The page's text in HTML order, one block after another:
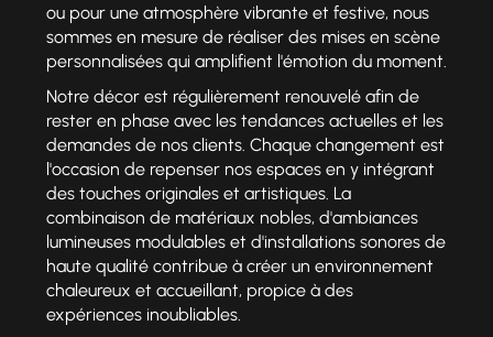
ou pour une atmosphère vibrante et festive, nous
sommes en mesure de réaliser des mises en scène
personnalisées qui amplifient l'émotion du moment.
Notre décor est régulièrement renouvelé afin de
rester en phase avec les tendances actuelles et les
demandes de nos clients. Chaque changement est
l'occasion de repenser nos espaces en y intégrant
des touches originales et artistiques. La
combinaison de matériaux nobles, d'ambiances
lumineuses modulables et d'installations sonores de
haute qualité contribue à créer un environnement
chaleureux et accueillant, propice à des
expériences inoubliables.